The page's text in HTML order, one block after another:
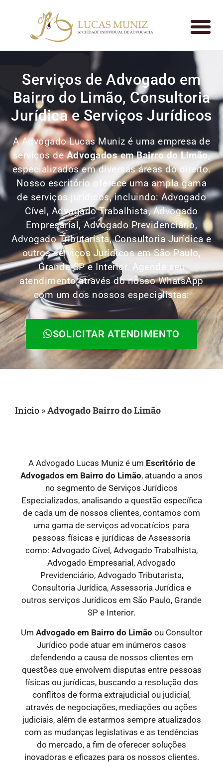
Serviços de Advogado em
Bairro do Limão, Consultoria
Jurídica e Serviços Jurídicos
A Advogado Lucas Muniz é uma empresa de
serviços deAdvogadosem Bairro do Limão,
especializados em diversas áreas do direito.
Nosso escritório oferece uma ampla gama
de serviços jurídicos, incluindo: Advogado
Cível, Advogado Trabalhista, Advogado
Empresarial, Advogado Previdenciário,
Advogado Tributarista, Consultoria Jurídica e
outros serviços Jurídicos em São Paulo,
Grande SP e Interior. Agende seu
atendimento através do nosso WhatsApp
com um dos nossos especialistas:
SOLICITAR ATENDIMENTO
Início »Advogado Bairro do Limão
A Advogado Lucas Muniz é um Escritório de
Advogados em Bairro do Limão, atuando a anos
no segmento de Serviços Jurídicos
Especializados, analisando a questão específica
de cada um de nossos clientes, contamos com
uma gama de serviços advocatícios para
pessoas físicas e jurídicas de Assessoria
como: Advogado Cível, Advogado Trabalhista,
Advogado Empresarial, Advogado
Previdenciário, Advogado Tributarista,
Consultoria Jurídica, Assessoria Jurídica e
outros serviços Jurídicos em São Paulo, Grande
SP e Interior.
Um Advogado em Bairro do Limão ou Consultor
Jurídico pode atuar em inúmeros casos
defendendo a causa de nossos clientes em
questões que envolvem disputas entre pessoas
físicas ou jurídicas, buscando a resolução dos
conflitos de forma extrajudicial ou judicial,
através de negociações, mediações ou ações
judiciais, além de estarmos sempre atualizados
com as mudanças legislativas e as tendências
do mercado, a fim de oferecer soluções
inovadoras e eficazes para os nossos clientes.